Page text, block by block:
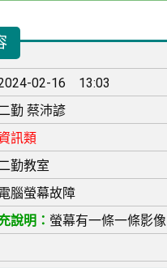
02-16 13:03
勤 蔡沛諺
訊類
勤教室
腦螢幕故障
螢幕有一條一條影像